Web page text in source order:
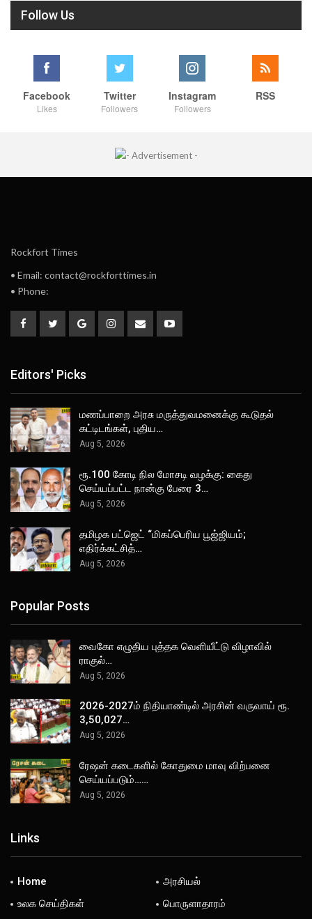
Follow Us
Facebook
Likes
Twitter
Followers
Instagram
Followers
RSS
Rockfort Times
• Email: contact@rockforttimes.in
• Phone:
Editors' Picks
மணப்பாறை அரசு மருத்துவமனைக்கு கூடுதல்
கட்டிடங்கள், புதிய…
Aug 5, 2026
ரூ.100 கோடி நில மோசடி வழக்கு: கைது
செய்யப்பட்ட நான்கு பேரை 3…
Aug 5, 2026
தமிழக பட்ஜெட் “மிகப்பெரிய பூஜ்ஜியம்;
எதிர்க்கட்சித்…
Aug 5, 2026
Popular Posts
வைகோ எழுதிய புத்தக வெளியீட்டு விழாவில்
ராகுல்…
Aug 5, 2026
2026-2027ம் நிதியாண்டில் அரசின் வருவாய் ரூ.
3,50,027…
Aug 5, 2026
ரேஷன் கடைகளில் கோதுமை மாவு விற்பனை
செய்யப்படும்……
Aug 5, 2026
Links
Home
அரசியல்
உலக செய்திகள்
பொருளாதாரம்